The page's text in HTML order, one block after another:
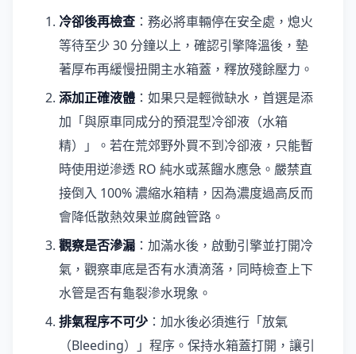
冷卻後再檢查 ：務必將車輛停在安全處，熄火
等待至少 30 分鐘以上，確認引擎降溫後，墊
著厚布再緩慢扭開主水箱蓋，釋放殘餘壓力。
添加正確液體 ：如果只是輕微缺水，首選是添
加「與原車同成分的預混型冷卻液（水箱
精）」。若在荒郊野外買不到冷卻液，只能暫
時使用逆滲透 RO 純水或蒸餾水應急。嚴禁直
接倒入 100% 濃縮水箱精，因為濃度過高反而
會降低散熱效果並腐蝕管路。
觀察是否滲漏 ：加滿水後，啟動引擎並打開冷
氣，觀察車底是否有水漬滴落，同時檢查上下
水管是否有龜裂滲水現象。
排氣程序不可少 ：加水後必須進行「放氣
（Bleeding）」程序。保持水箱蓋打開，讓引